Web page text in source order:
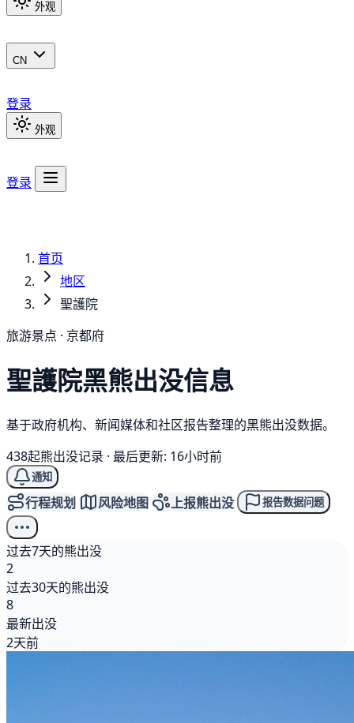
外观
CN
登录
外观
登录
首页
地区
聖護院
旅游景点 · 京都府
聖護院黑熊出没信息
基于政府机构、新闻媒体和社区报告整理的黑熊出没数据。
438起熊出没记录 · 最后更新: 16小时前
通知
行程规划 风险地图 上报熊出没 报告数据问题
过去7天的熊出没
2
过去30天的熊出没
8
最新出没
2天前